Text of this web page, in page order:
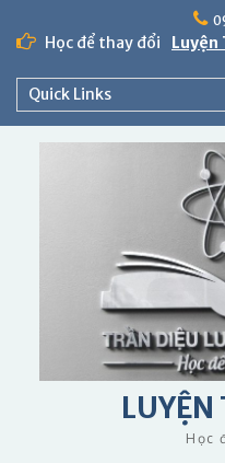
content
Học để thay đổi Luyện
Quick Links
LUYỆN
Học